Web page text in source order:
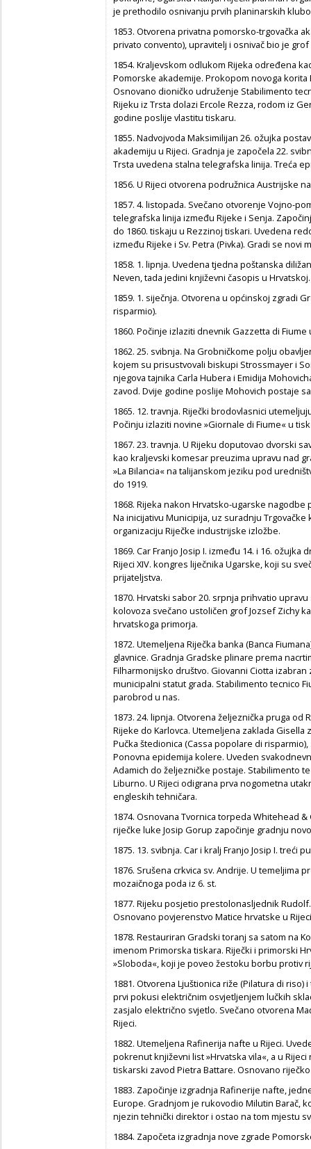
je prethodilo osnivanju prvih planinarskih
1853. Otvorena privatna pomorsko-trgovačka
privato convento), upravitelj i osnivač bio je
1854. Kraljevskom odlukom Rijeka određena
Pomorske akademije. Prokopom novoga korita
Osnovano dioničko udruženje Stabilimento
Rijeku iz Trsta dolazi Ercole Rezza, rodom iz
godine poslije vlastitu tiskaru.
1855. Nadvojvoda Maksimilijan 26. ožujka
akademiju u Rijeci. Gradnja je započela 22.
Trsta uvedena stalna telegrafska linija. Treća
1856. U Rijeci otvorena podružnica Austrijske
1857. 4. listopada. Svečano otvorenje Vojno-
telegrafska linija između Rijeke i Senja.
do 1860. tiskaju u Rezzinoj tiskari. Uvedena
između Rijeke i Sv. Petra (Pivka). Gradi se novi
1858. 1. lipnja. Uvedena tjedna poštanska
Neven, tada jedini književni časopis u Hrvatskoj.
1859. 1. siječnja. Otvorena u općinskoj zgradi
risparmio).
1860. Počinje izlaziti dnevnik Gazzetta di
1862. 25. svibnja. Na Grobničkome polju
kojem su prisustvovali biskupi Strossmayer i
njegova tajnika Carla Hubera i Emidija
zavod. Dvije godine poslije Mohovich postaje
1865. 12. travnja. Riječki brodovlasnici
Počinju izlaziti novine »Giornale di Fiume« u
1867. 23. travnja. U Rijeku doputovao dvorski
kao kraljevski komesar preuzima upravu nad
»La Bilancia« na talijanskom jeziku pod
do 1919.
1868. Rijeka nakon Hrvatsko-ugarske
Na inicijativu Municipija, uz suradnju
organizaciju Riječke industrijske izložbe.
1869. Car Franjo Josip I. između 14. i 16.
Rijeci XIV. kongres liječnika Ugarske, koji su
prijateljstva.
1870. Hrvatski sabor 20. srpnja prihvatio
kolovoza svečano ustoličen grof Jozsef Zichy
hrvatskoga primorja.
1872. Utemeljena Riječka banka (Banca
glavnice. Gradnja Gradske plinare prema
Filharmonijsko društvo. Giovanni Ciotta
municipalni statut grada. Stabilimento tecnico
parobrod u nas.
1873. 24. lipnja. Otvorena željeznička pruga od
Rijeke do Karlovca. Utemeljena zaklada
Pučka štedionica (Cassa popolare di
Ponovna epidemija kolere. Uveden
Adamich do željezničke postaje. Stabilimento
Liburno. U Rijeci odigrana prva nogometna
engleskih tehničara.
1874. Osnovana Tvornica torpeda Whitehead
riječke luke Josip Gorup započinje gradnju
1875. 13. svibnja. Car i kralj Franjo Josip I. treći
1876. Srušena crkvica sv. Andrije. U temeljima
mozaičnoga poda iz 6. st.
1877. Rijeku posjetio prestolonasljednik
Osnovano povjerenstvo Matice hrvatske u
1878. Restauriran Gradski toranj sa satom na
imenom Primorska tiskara. Riječki i primorski
»Sloboda«, koji je poveo žestoku borbu protiv
1881. Otvorena Ljuštionica riže (Pilatura di
prvi pokusi električnim osvjetljenjem lučkih
zasjalo električno svjetlo. Svečano otvorena
Rijeci.
1882. Utemeljena Rafinerija nafte u Rijeci.
pokrenut književni list »Hrvatska vila«, a u
tiskarski zavod Pietra Battare. Osnovano
1883. Započinje izgradnja Rafinerije nafte,
Europe. Gradnjom je rukovodio Milutin Barač,
njezin tehnički direktor i ostao na tom mjestu
1884. Započeta izgradnja nove zgrade